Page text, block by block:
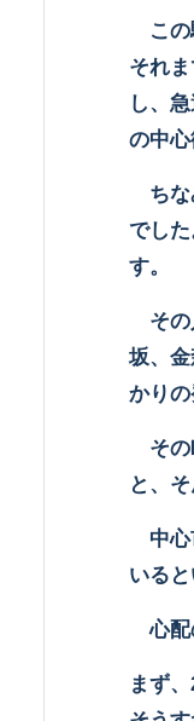
この
それ
し、
の中心
ちな
でし
す。
その
坂、金
かりの
その
と、
中心
いると
心配
まず、